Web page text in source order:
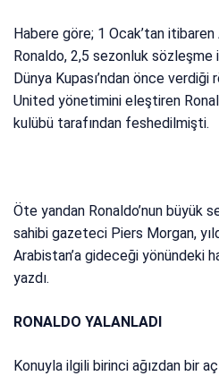
Habere göre; 1 Ocak’tan
Ronaldo, 2,5 sezonluk sözleşme
Dünya Kupası’ndan önce
United yönetimini eleştiren
kulübü tarafından feshedilmişti.
Öte yandan Ronaldo’nun büyük
sahibi gazeteci Piers Morgan,
Arabistan’a gideceği yönündeki
yazdı.
RONALDO YALANLADI
Konuyla ilgili birinci ağızdan bir